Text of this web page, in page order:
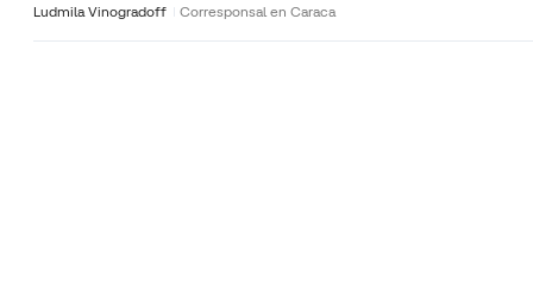
Ludmila Vinogradoff Corresponsal en Caraca